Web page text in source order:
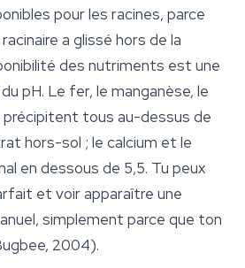
pour les racines, parce
a glissé hors de la
des nutriments est une
pH. Le fer, le manganèse, le
précipitent tous au-dessus de
hors-sol ; le calcium et le
en dessous de 5,5. Tu peux
et voir apparaître une
simplement parce que ton
2004).